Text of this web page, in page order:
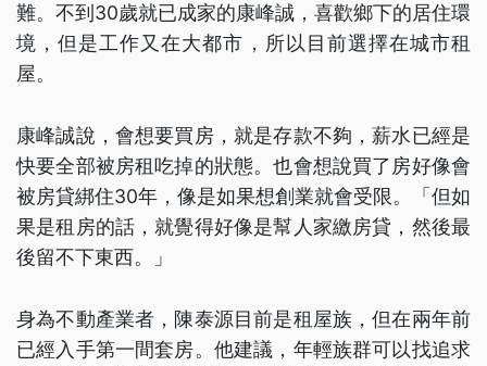
難。不到30歲就已成家的康峰誠，喜歡鄉下的居住環
境，但是工作又在大都市，所以目前選擇在城市租
屋。
康峰誠說，會想要買房，就是存款不夠，薪水已經是
快要全部被房租吃掉的狀態。也會想說買了房好像會
被房貸綁住30年，像是如果想創業就會受限。「但如
果是租房的話，就覺得好像是幫人家繳房貸，然後最
後留不下東西。」
身為不動產業者，陳泰源目前是租屋族，但在兩年前
已經入手第一間套房。他建議，年輕族群可以找追求